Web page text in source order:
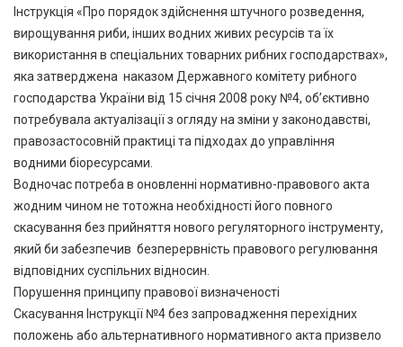
Інструкція «Про порядок здійснення штучного розведення,
вирощування риби, інших водних живих ресурсів та їх
використання в спеціальних товарних рибних господарствах»,
яка затверджена наказом Державного комітету рибного
господарства України від 15 січня 2008 року №4, об’єктивно
потребувала актуалізації з огляду на зміни у законодавстві,
правозастосовній практиці та підходах до управління
водними біоресурсами.
Водночас потреба в оновленні нормативно-правового акта
жодним чином не тотожна необхідності його повного
скасування без прийняття нового регуляторного інструменту,
який би забезпечив безперервність правового регулювання
відповідних суспільних відносин.
Порушення принципу правової визначеності
Скасування Інструкції №4 без запровадження перехідних
положень або альтернативного нормативного акта призвело